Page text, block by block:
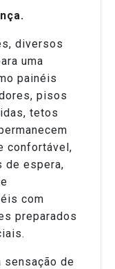
diversos
uma
painéis
pisos
tetos
confortável,
de espera,
com
preparados
sensação de